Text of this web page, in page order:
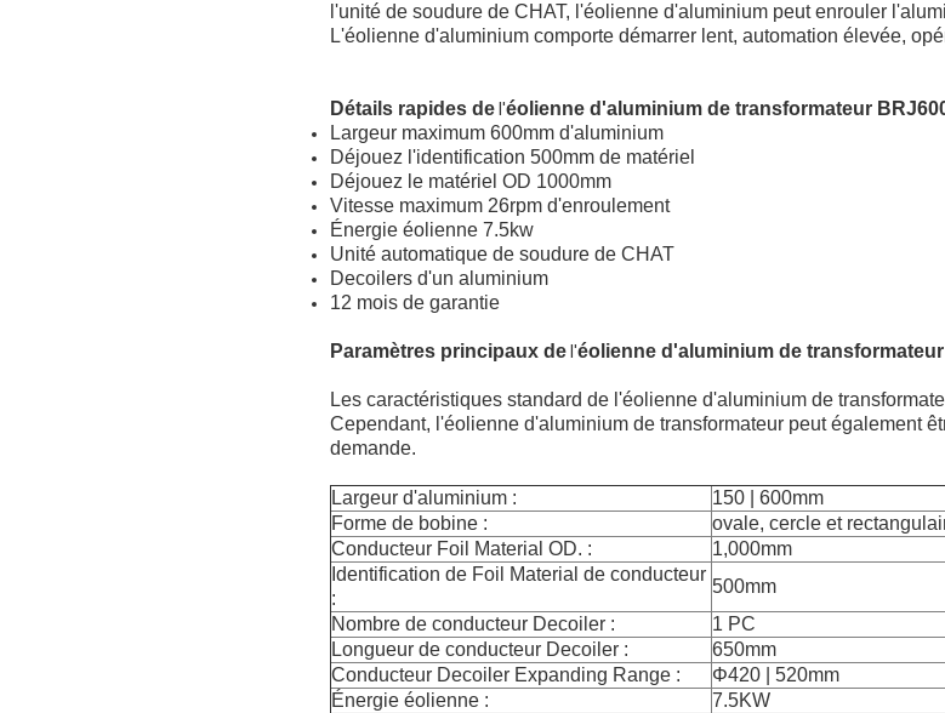
l'unité de soudure de CHAT, l'éolienne d'aluminium peut enrouler
L'éolienne d'aluminium comporte démarrer lent, automation élevée,
Détails rapides de l'éolienne d'aluminium de transformateur
Largeur maximum 600mm d'aluminium
Déjouez l'identification 500mm de matériel
Déjouez le matériel OD 1000mm
Vitesse maximum 26rpm d'enroulement
Énergie éolienne 7.5kw
Unité automatique de soudure de CHAT
Decoilers d'un aluminium
12 mois de garantie
Paramètres principaux de l'éolienne d'aluminium de
Les caractéristiques standard de l'éolienne d'aluminium de
Cependant, l'éolienne d'aluminium de transformateur peut également
demande.
Largeur d'aluminium :
150 | 600mm
Forme de bobine :
ovale, cercle et
Conducteur Foil Material OD. :
1,000mm
Identification de Foil Material de conducteur
:
500mm
Nombre de conducteur Decoiler :
1 PC
Longueur de conducteur Decoiler :
650mm
Conducteur Decoiler Expanding Range :
Φ420 | 520mm
Énergie éolienne :
7.5KW